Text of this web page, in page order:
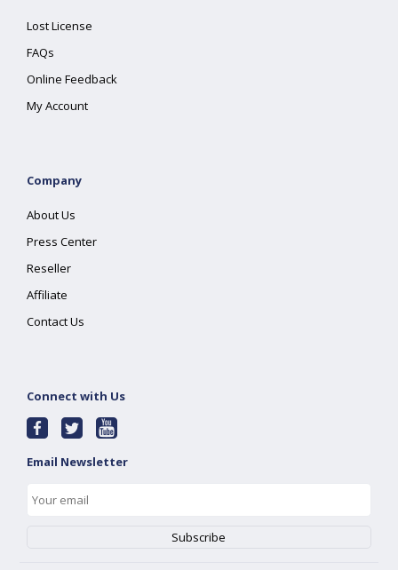
Lost License
FAQs
Online Feedback
My Account
Company
About Us
Press Center
Reseller
Affiliate
Contact Us
Connect with Us
Email Newsletter